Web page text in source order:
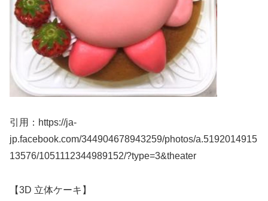
引用：https://ja-
jp.facebook.com/344904678943259/photos/a.5192014915
13576/1051112344989152/?type=3&theater
【3D 立体ケーキ】